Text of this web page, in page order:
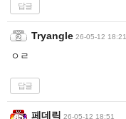
답글
Tryangle 26-05-12 18:21
ㅇㄹ
답글
페데릭 26-05-12 18:51